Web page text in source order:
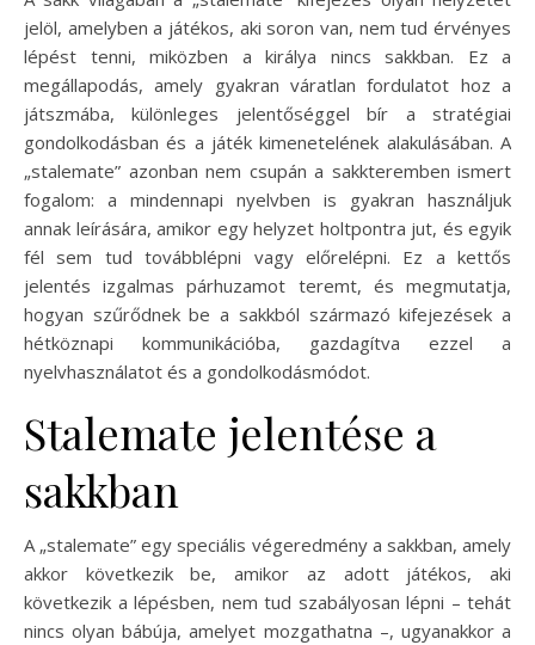
jelöl, amelyben a játékos, aki soron van, nem tud érvényes
lépést tenni, miközben a királya nincs sakkban. Ez a
megállapodás, amely gyakran váratlan fordulatot hoz a
játszmába, különleges jelentőséggel bír a stratégiai
gondolkodásban és a játék kimenetelének alakulásában. A
„stalemate” azonban nem csupán a sakkteremben ismert
fogalom: a mindennapi nyelvben is gyakran használjuk
annak leírására, amikor egy helyzet holtpontra jut, és egyik
fél sem tud továbblépni vagy előrelépni. Ez a kettős
jelentés izgalmas párhuzamot teremt, és megmutatja,
hogyan szűrődnek be a sakkból származó kifejezések a
hétköznapi kommunikációba, gazdagítva ezzel a
nyelvhasználatot és a gondolkodásmódot.
Stalemate jelentése a
sakkban
A „stalemate” egy speciális végeredmény a sakkban, amely
akkor következik be, amikor az adott játékos, aki
következik a lépésben, nem tud szabályosan lépni – tehát
nincs olyan bábúja, amelyet mozgathatna –, ugyanakkor a